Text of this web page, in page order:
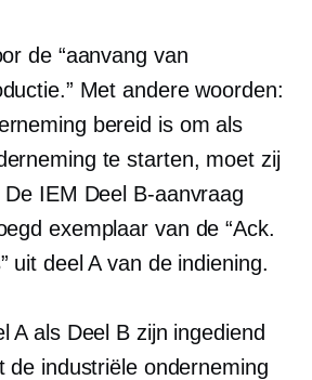
de “aanvang van
Met andere woorden:
bereid is om als
te starten, moet zij
IEM Deel B-aanvraag
exemplaar van de “Ack.
uit deel A van de indiening.
A als Deel B zijn ingediend
de industriële onderneming